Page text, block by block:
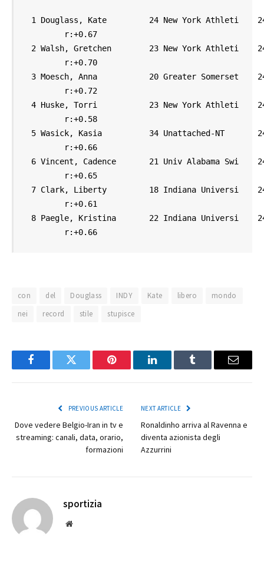
1 Douglass, Kate         24 New York Athleti
         r:+0.67
2 Walsh, Gretchen        23 New York Athleti
         r:+0.70
3 Moesch, Anna           20 Greater Somerset
         r:+0.72
4 Huske, Torri           23 New York Athleti
         r:+0.58
5 Wasick, Kasia          34 Unattached-NT
         r:+0.66
6 Vincent, Cadence       21 Univ Alabama Swi
         r:+0.65
7 Clark, Liberty         18 Indiana Universi
         r:+0.61
8 Paegle, Kristina       22 Indiana Universi
         r:+0.66
con del Douglass INDY Kate libero
mondo
nei
record stile stupisce
FacebookTwitter Pinterest LinkedInTumblr Email
PREVIOUS ARTICLE
Dove vedere Belgio-Iran in tv e
streaming: canali, data, orario,
formazioni
NEXT ARTICLE
Ronaldinho arriva al Ravenna e
diventa azionista degli
Azzurrini
sportizia
Website